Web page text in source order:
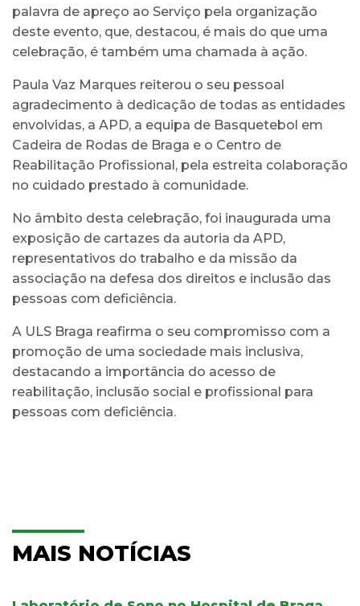
palavra de apreço ao Serviço pela organização
deste evento, que, destacou, é mais do que uma
celebração, é também uma chamada à ação.
Paula Vaz Marques reiterou o seu pessoal
agradecimento à dedicação de todas as entidades
envolvidas, a APD, a equipa de Basquetebol em
Cadeira de Rodas de Braga e o Centro de
Reabilitação Profissional, pela estreita colaboração
no cuidado prestado à comunidade.
No âmbito desta celebração, foi inaugurada uma
exposição de cartazes da autoria da APD,
representativos do trabalho e da missão da
associação na defesa dos direitos e inclusão das
pessoas com deficiência.
A ULS Braga reafirma o seu compromisso com a
promoção de uma sociedade mais inclusiva,
destacando a importância do acesso de
reabilitação, inclusão social e profissional para
pessoas com deficiência.
MAIS NOTÍCIAS